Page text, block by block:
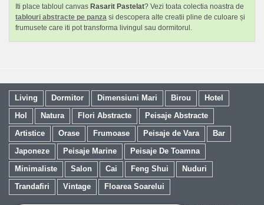
Iti place tabloul canvas Rasarit Pastelat? Vezi toata colectia noastra de
tablouri abstracte pe panza si descopera alte creatii pline de culoare și
frumusete care iti pot transforma livingul sau dormitorul.
Living Dormitor Dimensiuni Mari Birou
Hotel
Hol
Natura Flori Abstracte
Peisaje Abstracte
Artistice
Orase Frumoase Peisaje de Vara
Bar
Japoneze
Peisaje Marine
Peisaje De Toamna
Minimaliste
Salon Cai Feng Shui
Nuduri
Trandafiri
Vintage Floarea Soarelui